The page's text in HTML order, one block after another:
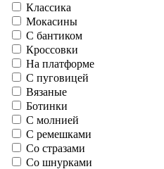
Классика
Мокасины
С бантиком
Кроссовки
На платформе
С пуговицей
Вязаные
Ботинки
С молнией
С ремешками
Со стразами
Со шнурками